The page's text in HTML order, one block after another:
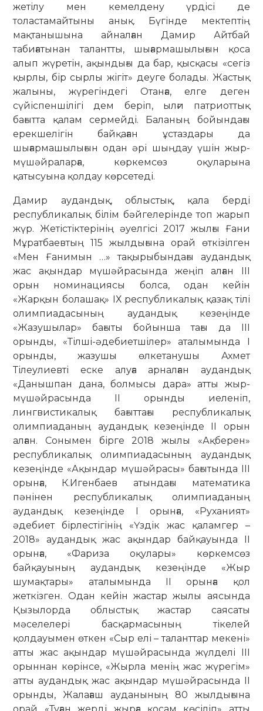
жетілу мен кемелдену үрдісі де
толастамайтыны анық. Бүгінде мектептің
мақтанышына айналған Дамир Айтбай
табиғатынан талантты, шығармашылығын қоса
алып жүретін, ақындығы да бар, қысқасы «сегіз
қырлы, бір сырлы жігіт» деуге болады. Жастық
жалыны, жүрегіндегі Отанға, елге деген
сүйіспеншілігі дем беріп, ылғи патриоттық
бағытта қалам сермейді. Баланың бойындағы
ерекшелігін байқаған ұстаздары да
шығармашылығын одан әрі шыңдау үшін жыр-
мүшәйраларға, көркемсөз оқуларына
қатысуына қолдау көрсетеді.
Дамир аудандық, облыстық, қала берді
республикалық білім бәйгелерінде топ жарып
жүр. Жетістіктерінің әуелгісі 2017 жылғы Ғани
Мұратбаевтың 115 жылдығына орай өткізілген
«Мен Ғанимын …» тақырыбындағы аудандық
жас ақындар мүшәйрасында жеңіп алған ІІІ
орын номинациясы болса, одан кейін
«Жарқын болашақ» ІХ республикалық қазақ тілі
олимпиадасының аудандық кезеңінде
«Жазушылар» бағыты бойынша тағы да ІІІ
орынды, «Тілші-әдебиетшілер» аталымында І
орынды, жазушы өлкетанушы Ахмет
Тілеулиевті еске алуға арналған аудандық
«Данышпан дана, болмысы дара» атты жыр-
мүшәйрасында ІІ орынды иеленіп,
лингвистикалық бағыттағы республикалық
олимпиаданың аудандық кезеңінде ІІ орын
алған. Сонымен бірге 2018 жылы «Ақберен»
республикалық олимпиадасының аудандық
кезеңінде «Ақындар мүшәйрасы» бағытында ІІІ
орынға, К.Игенбаев атындағы математика
пәнінен республикалық олимпиаданың
аудандық кезеңінде І орынға, «Руханият»
әдебиет бірлестігінің «Үздік жас қаламгер –
2018» аудандық жас ақындар байқауында ІІ
орынға, «Фариза оқулары» көркемсөз
байқауының аудандық кезеңінде «Жыр
шумақтары» аталымында ІІ орынға қол
жеткізген. Одан кейін жастар жылы аясында
Қызылорда облыстық жастар саясаты
мәселелері басқармасының тікелей
қолдауымен өткен «Сыр елі – таланттар мекені»
атты жас ақындар мүшәйрасында жүлделі ІІІ
орыннан көрінсе, «Жырла менің жас жүрегім»
атты аудандық жас ақындар мүшәйрасында ІІ
орынды, Жалағаш ауданының 80 жылдығына